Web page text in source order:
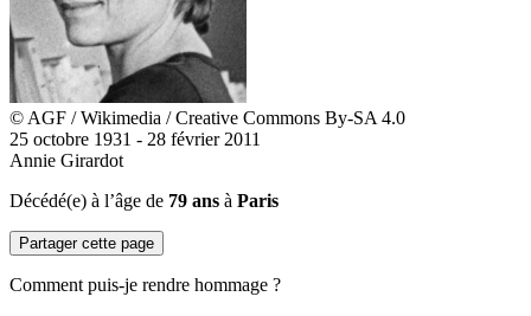
© AGF / Wikimedia / Creative Commons By-SA 4.0
25 octobre 1931 - 28 février 2011
Annie Girardot
Décédé(e) à l’âge de 79 ans à Paris
Partager cette page
Comment puis-je rendre hommage ?